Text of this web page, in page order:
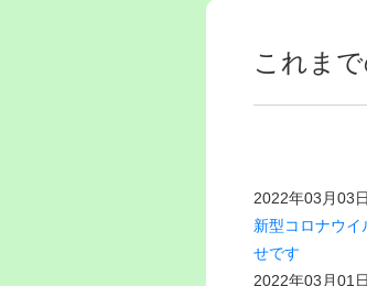
これま
2022年03月03日
新型コロナウ
せです
2022年03月01日